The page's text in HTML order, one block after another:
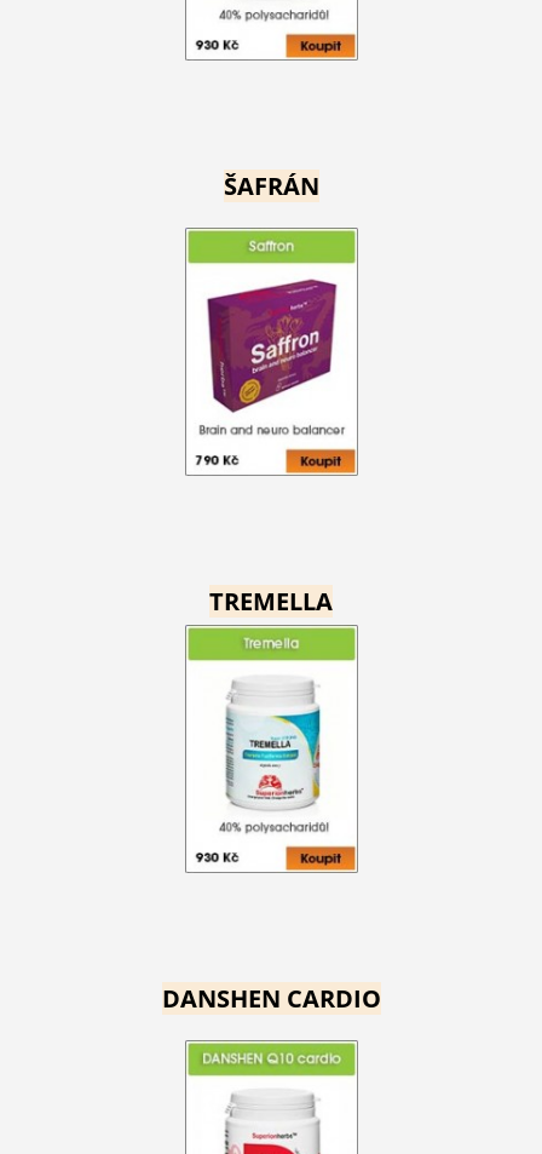
ŠAFRÁN
TREMELLA
DANSHEN CARDIO